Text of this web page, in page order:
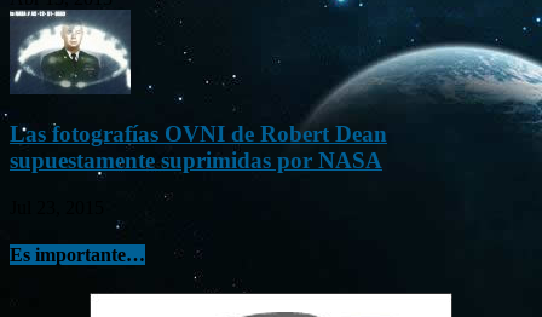
Las fotografías OVNI de Robert Dean
supuestamente suprimidas por NASA
Es importante…